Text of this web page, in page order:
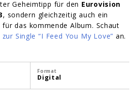
Geheimtipp für den Eurovision
, sondern gleichzeitig auch ein
das kommende Album. Schaut
zur Single “I Feed You My Love” an.
Format
Digital